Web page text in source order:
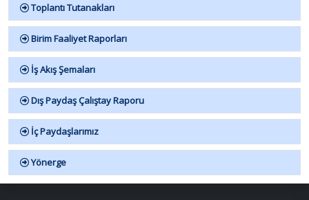
Toplantı Tutanakları
Birim Faaliyet Raporları
İş Akış Şemaları
Dış Paydaş Çalıştay Raporu
İç Paydaşlarımız
Yönerge